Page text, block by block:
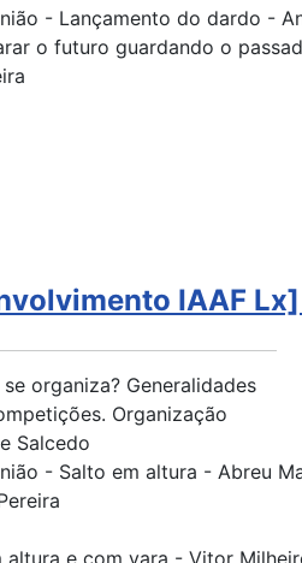
- Lançamento do dardo -
o futuro guardando o
IAAF
organiza? Generalidades
Organização
Salcedo
- Salto em altura - Abreu